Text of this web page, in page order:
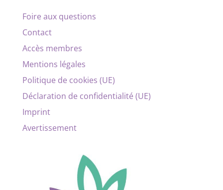
Foire aux questions
Contact
Accès membres
Mentions légales
Politique de cookies (UE)
Déclaration de confidentialité (UE)
Imprint
Avertissement